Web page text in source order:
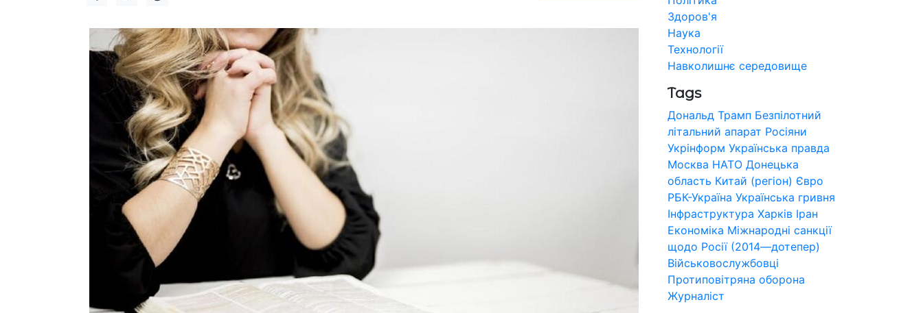
Здоров'я
Наука
Технології
Навколишнє середовище
Tags
Дональд Трамп Безпілотний
літальний апарат Росіяни
Укрінформ Українська правда
Москва НАТО Донецька
область Китай (регіон) Євро
РБК-Україна Українська гривня
Інфраструктура Харків Іран
Економіка Міжнародні санкції
щодо Росії (2014—дотепер)
Військовослужбовці
Протиповітряна оборона
Журналіст